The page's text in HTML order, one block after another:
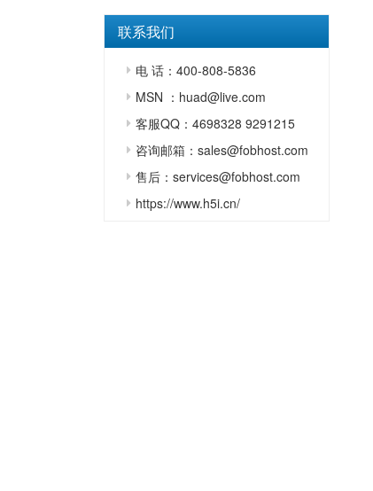
联系我们
电 话：400-808-5836
MSN ：huad@live.com
客服QQ：4698328 9291215
咨询邮箱：sales@fobhost.com
售后：services@fobhost.com
https://www.h5i.cn/